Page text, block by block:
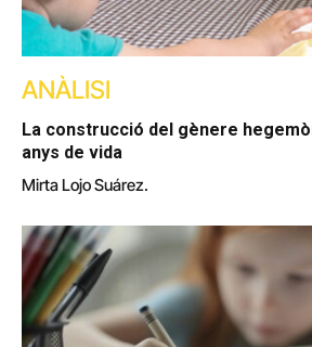
ANÀLISI
La construcció del gènere
anys de vida
Mirta Lojo Suárez.